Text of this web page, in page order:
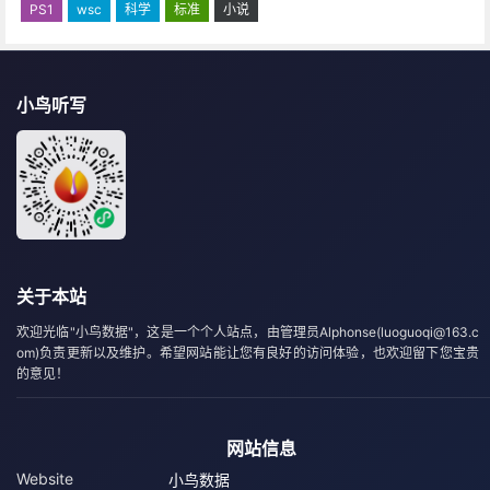
PS1 wsc 科学 标准 小说
小鸟听写
关于本站
欢迎光临"小鸟数据"，这是一个个人站点，由管理员Alphonse(luoguoqi@163.c
om)负责更新以及维护。希望网站能让您有良好的访问体验，也欢迎留下您宝贵
的意见！
网站信息
Website 小鸟数据